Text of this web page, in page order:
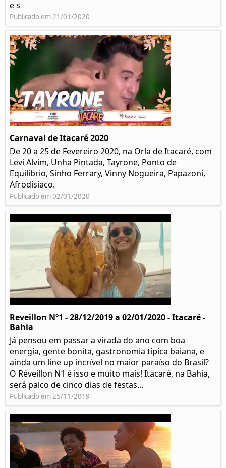
e s
Publicado em 21/01/2020
Carnaval de Itacaré 2020
De 20 a 25 de Fevereiro 2020, na Orla de Itacaré, com
Levi Alvim, Unha Pintada, Tayrone, Ponto de
Equilibrio, Sinho Ferrary, Vinny Nogueira, Papazoni,
Afrodisíaco.
Publicado em 02/01/2020
Reveillon Nº1 - 28/12/2019 a 02/01/2020 - Itacaré -
Bahia
Já pensou em passar a virada do ano com boa
energia, gente bonita, gastronomia típica baiana, e
ainda um line up incrível no maior paraíso do Brasil?
O Réveillon N1 é isso e muito mais! Itacaré, na Bahia,
será palco de cinco dias de festas...
Publicado em 25/11/2019